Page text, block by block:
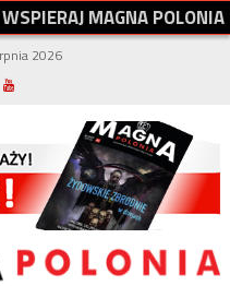
WSPIERAJMAGNAPOLONIA
2026